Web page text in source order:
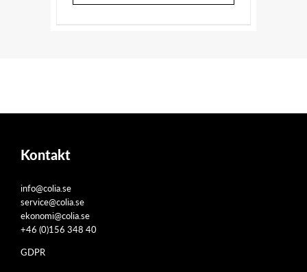
Kontakt
info@colia.se
service@colia.se
ekonomi@colia.se
+46 (0)156 348 40
GDPR